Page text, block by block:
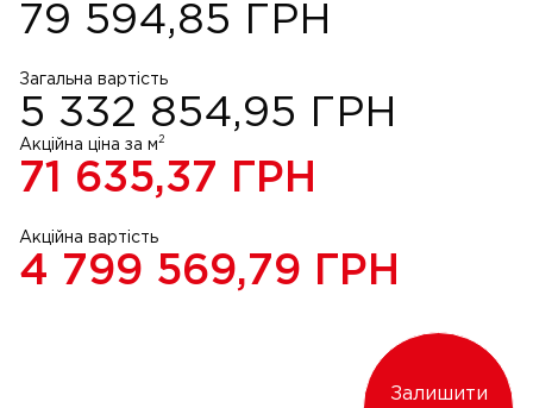
79 594,85 ГРН
Загальна вартість
5 332 854,95 ГРН
Акційна ціна за м 2
71 635,37 ГРН
Акційна вартість
4 799 569,79 ГРН
Залишити